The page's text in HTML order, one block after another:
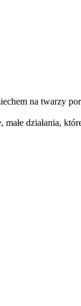
na twarzy
działania,